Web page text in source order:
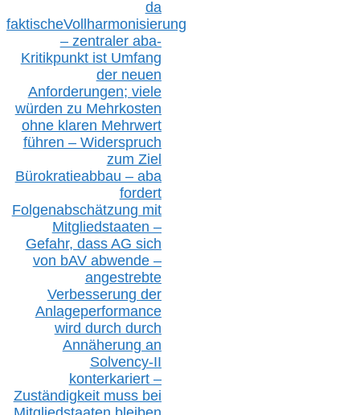
da
faktischeVollharmonisierung
– zentraler aba-
Kritikpunkt ist Umfang
der neuen
Anforderungen; viele
würden zu Mehrkosten
ohne klaren Mehrwert
führen – Widerspruch
zum Ziel
Bürokratieabbau – aba
fordert
Folgenabschätzung mit
Mitgliedstaaten –
Gefahr, dass AG sich
von bAV abwende –
angestrebte
Verbesserung der
Anlageperformance
wird durch durch
Annäherung an
Solvency-II
konterkariert –
Zuständigkeit muss bei